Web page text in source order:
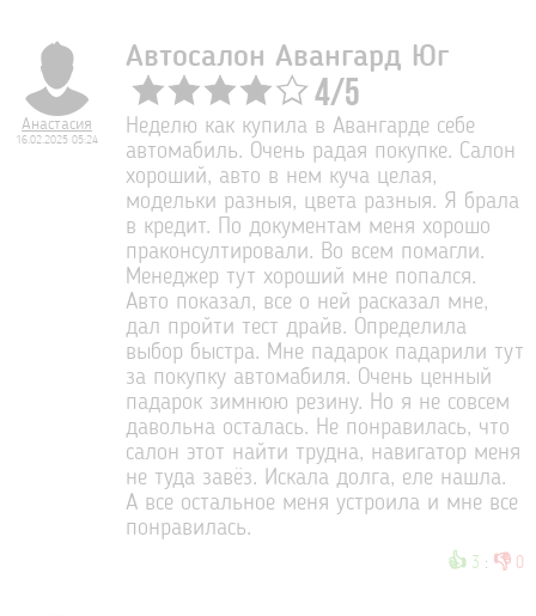
Анастасия
16.02.2025 05:24
Автосалон Авангард Юг
4/5
Неделю как купила в Авангарде себе
автомабиль. Очень радая покупке. Салон
хороший, авто в нем куча целая,
модельки разныя, цвета разныя. Я брала
в кредит. По документам меня хорошо
праконсултировали. Во всем помагли.
Менеджер тут хороший мне попался.
Авто показал, все о ней расказал мне,
дал пройти тест драйв. Определила
выбор быстра. Мне падарок падарили тут
за покупку автомабиля. Очень ценный
падарок зимнюю резину. Но я не совсем
давольна осталась. Не понравилась, что
салон этот найти трудна, навигатор меня
не туда завёз. Искала долга, еле нашла.
А все остальное меня устроила и мне все
понравилась.
👍 3 : 👎 0